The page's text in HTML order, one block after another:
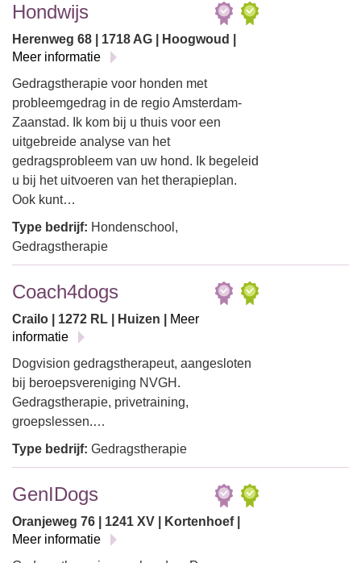
Hondwijs
Herenweg 68 | 1718 AG | Hoogwoud |
Meer informatie
Gedragstherapie voor honden met
probleemgedrag in de regio Amsterdam-
Zaanstad. Ik kom bij u thuis voor een
uitgebreide analyse van het
gedragsprobleem van uw hond. Ik begeleid
u bij het uitvoeren van het therapieplan.
Ook kunt…
Type bedrijf: Hondenschool,
Gedragstherapie
Coach4dogs
Crailo | 1272 RL | Huizen |
Meer
informatie
Dogvision gedragstherapeut, aangesloten
bij beroepsvereniging NVGH.
Gedragstherapie, privetraining,
groepslessen.…
Type bedrijf: Gedragstherapie
GenIDogs
Oranjeweg 76 | 1241 XV | Kortenhoef |
Meer informatie